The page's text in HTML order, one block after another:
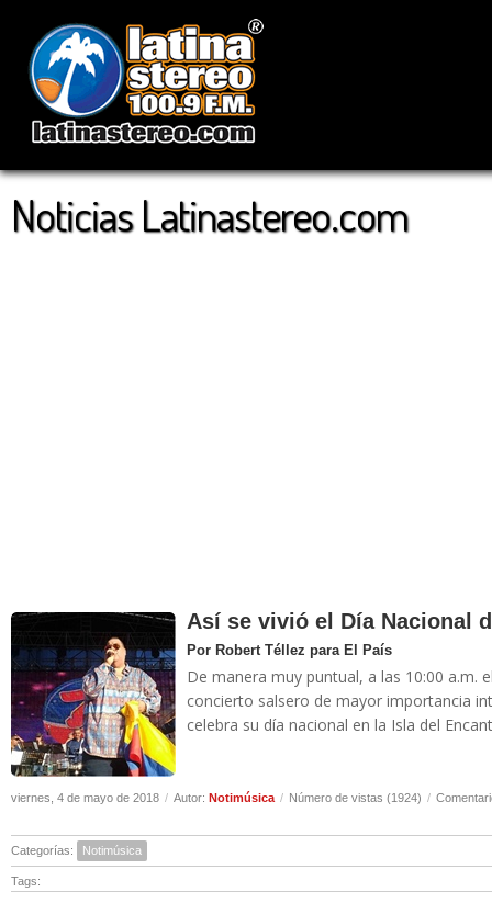
Noticias Latinastereo.com
Así se vivió el Día Nacional
Por Robert Téllez para El País
De manera muy puntual, a las 10:00 a.m.
concierto salsero de mayor importancia
celebra su día nacional en la Isla del
viernes, 4 de mayo de 2018 / Autor: Notimúsica / Número de vistas (1924) /
Categorías: Notimúsica
Tags: